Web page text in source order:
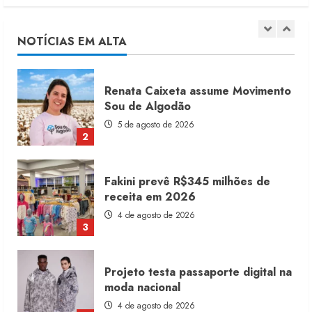
NOTÍCIAS EM ALTA
2
5 de agosto de 2026
3
Fakini prevê R$345 milhões de
receita em 2026
4 de agosto de 2026
4
Projeto testa passaporte digital na
moda nacional
4 de agosto de 2026
Morena Rosa lança franquia com
estoque consignado
4 de agosto de 2026